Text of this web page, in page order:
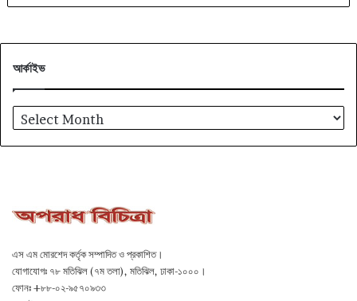
আর্কাইভ
আর্কাইভ
এস এম মোরশেদ কর্তৃক সম্পাদিত ও প্রকাশিত।
যোগাযোগঃ ৭৮ মতিঝিল (৭ম তলা), মতিঝিল, ঢাকা-১০০০।
ফোনঃ +৮৮-০২-৯৫৭০৯৩৩